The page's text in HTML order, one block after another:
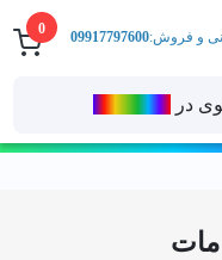
0
در
و فروش:09917797600
مات